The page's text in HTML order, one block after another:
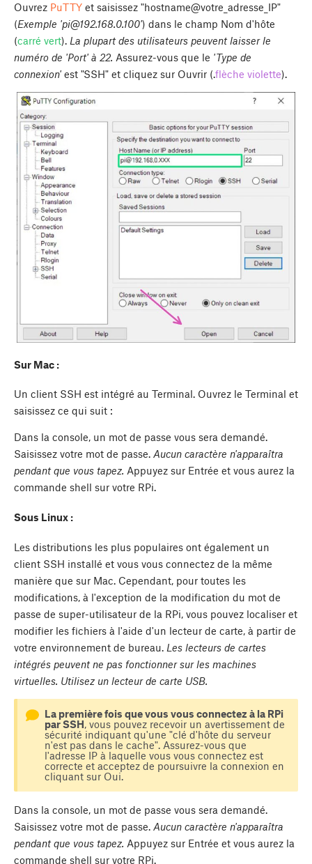
Ouvrez PuTTY et saisissez "hostname@votre_adresse_IP"
(Exemple 'pi@192.168.0.100') dans le champ Nom d'hôte
(carré vert). La plupart des utilisateurs peuvent laisser le
numéro de 'Port' à 22. Assurez-vous que le 'Type de
connexion' est "SSH" et cliquez sur Ouvrir (.flèche violette).
Sur Mac :
Un client SSH est intégré au Terminal. Ouvrez le Terminal et
saisissez ce qui suit :
Dans la console, un mot de passe vous sera demandé.
Saisissez votre mot de passe. Aucun caractère n'apparaîtra
pendant que vous tapez. Appuyez sur Entrée et vous aurez la
commande shell sur votre RPi.
Sous Linux :
Les distributions les plus populaires ont également un
client SSH installé et vous vous connectez de la même
manière que sur Mac. Cependant, pour toutes les
modifications, à l'exception de la modification du mot de
passe de super-utilisateur de la RPi, vous pouvez localiser et
modifier les fichiers à l'aide d'un lecteur de carte, à partir de
votre environnement de bureau. Les lecteurs de cartes
intégrés peuvent ne pas fonctionner sur les machines
virtuelles. Utilisez un lecteur de carte USB.
La première fois que vous vous connectez à la RPi
par SSH , vous pouvez recevoir un avertissement de
sécurité indiquant qu'une "clé d'hôte du serveur
n'est pas dans le cache". Assurez-vous que
l'adresse IP à laquelle vous vous connectez est
correcte et acceptez de poursuivre la connexion en
cliquant sur Oui.
Dans la console, un mot de passe vous sera demandé.
Saisissez votre mot de passe. Aucun caractère n'apparaîtra
pendant que vous tapez. Appuyez sur Entrée et vous aurez la
commande shell sur votre RPi.